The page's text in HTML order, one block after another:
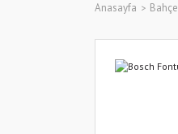
Anasayfa Bahçe